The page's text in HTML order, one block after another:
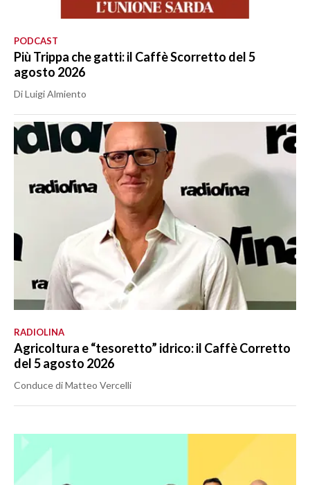
PODCAST
Più Trippa che gatti: il Caffè Scorretto del 5
agosto 2026
Di Luigi Almiento
RADIOLINA
Agricoltura e “tesoretto” idrico: il Caffè Corretto
del 5 agosto 2026
Conduce di Matteo Vercelli